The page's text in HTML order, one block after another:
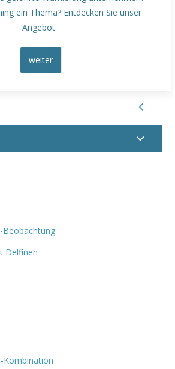
Beobachtung
Delfinen
Kombination
ein Thema? Entdecken Sie unser
Angebot.
weiter